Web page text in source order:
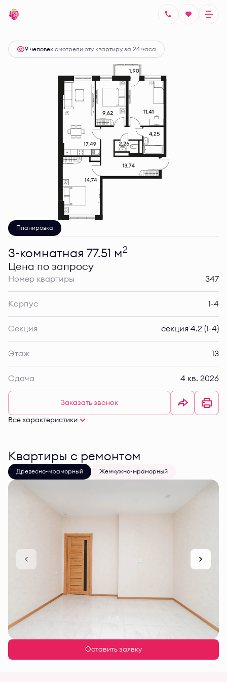
3-комнатная Цена по запросу
9 человек смотрели эту квартиру за 24 часа
Планировка
3-комнатная 77.51 м2
Цена по запросу
Номер квартиры 347
Корпус 1-4
Секция секция 4.2 (1-4)
Этаж 13
Сдача 4 кв. 2026
Заказать звонок
Все характеристики
Квартиры с ремонтом
Древесно-мраморный Жемчужно-мраморный
Оставить заявку